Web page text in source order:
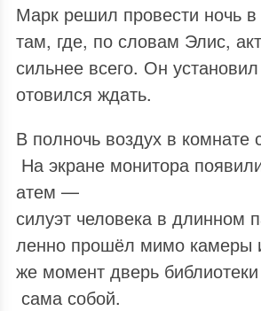
Марк решил провести ночь
там, где, по словам Элис,
сильнее всего. Он
отовился ждать.
В полночь воздух в комнате
На экране монитора
атем —
силуэт человека в длинном
ленно прошёл мимо камеры
же момент дверь
сама собой.